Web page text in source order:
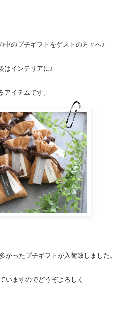
中のプチギフト をゲストの方々へ♪
はインテリアに♪
イテムです。
かったプチギフト が入荷致しました。
いますのでどうぞよろしく